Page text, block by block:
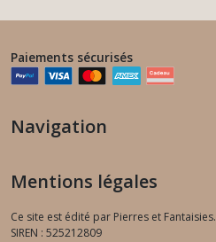
Paiements sécurisés
Navigation
Mentions légales
Ce site est édité par Pierres et Fantaisies.
SIREN : 525212809